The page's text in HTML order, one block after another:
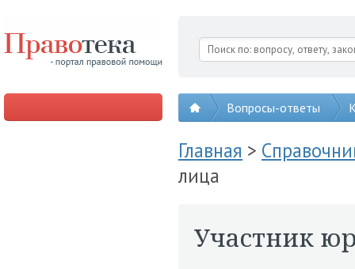
Вопросы-ответы
Главная >
лица
Участник